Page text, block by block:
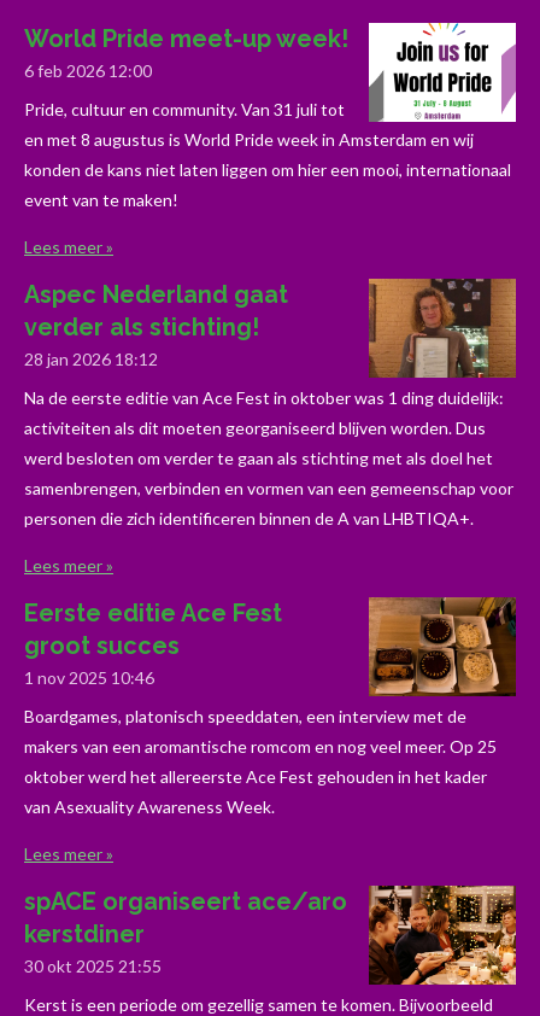
World Pride meet-up week!
6 feb 2026 12:00
Pride, cultuur en community. Van 31 juli tot
en met 8 augustus is World Pride week in Amsterdam en wij
konden de kans niet laten liggen om hier een mooi, internationaal
event van te maken!
Lees meer »
Aspec Nederland gaat
verder als stichting!
28 jan 2026 18:12
Na de eerste editie van Ace Fest in oktober was 1 ding duidelijk:
activiteiten als dit moeten georganiseerd blijven worden. Dus
werd besloten om verder te gaan als stichting met als doel het
samenbrengen, verbinden en vormen van een gemeenschap voor
personen die zich identificeren binnen de A van LHBTIQA+.
Lees meer »
Eerste editie Ace Fest
groot succes
1 nov 2025 10:46
Boardgames, platonisch speeddaten, een interview met de
makers van een aromantische romcom en nog veel meer. Op 25
oktober werd het allereerste Ace Fest gehouden in het kader
van Asexuality Awareness Week.
Lees meer »
spACE organiseert ace/aro
kerstdiner
30 okt 2025 21:55
Kerst is een periode om gezellig samen te komen. Bijvoorbeeld